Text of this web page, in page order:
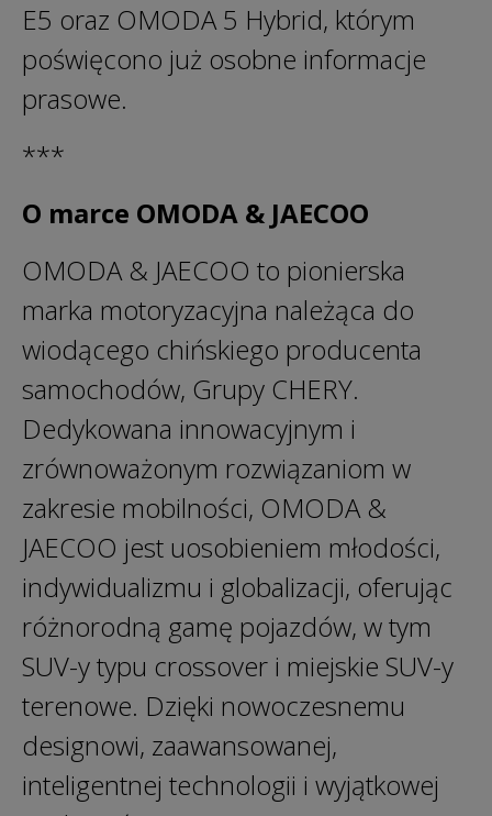
E5 oraz OMODA 5 Hybrid, którym
poświęcono już osobne informacje
prasowe.
***
O marce OMODA & JAECOO
OMODA & JAECOO to pionierska
marka motoryzacyjna należąca do
wiodącego chińskiego producenta
samochodów, Grupy CHERY.
Dedykowana innowacyjnym i
zrównoważonym rozwiązaniom w
zakresie mobilności, OMODA &
JAECOO jest uosobieniem młodości,
indywidualizmu i globalizacji, oferując
różnorodną gamę pojazdów, w tym
SUV-y typu crossover i miejskie SUV-y
terenowe. Dzięki nowoczesnemu
designowi, zaawansowanej,
inteligentnej technologii i wyjątkowej